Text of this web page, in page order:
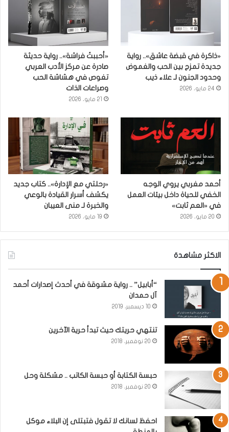
«ذاكرة في قبضة عاشق».. رواية
جديدة تمزج بين الحب والغموض
وحدود الجنون لـ علاء ذيب
24 مايو، 2026
«أحببتُ فراشة».. رواية حديثة
صادرة عن مركز الأدب العربي
تغوص في هشاشة الحب
وصراعات الذات
21 مايو، 2026
أحمد مغربي يروي الوجه
الخفي للحياة داخل بيئات العمل
في «العم ثابت»
20 مايو، 2026
«رحلتي مع الإدارة».. كتاب جديد
يكشف أسرار القيادة بالوعي
والخبرة لـ منى العيبان
19 مايو، 2026
الاكثر مشاهدة
“أبابيل” .. رواية مشوقة في أحدث إصدارات أحمد
آل حمدان
10 ديسمبر، 2019
تنتهي حريتك حيث تبدأ حرية الآخرين
20 نوفمبر، 2018
حبسة الكتابة أو حبسة الكاتب .. مشكلة وحل
20 نوفمبر، 2018
احفظ لسانك لا تقول فتبتلى إن البلاء موكل